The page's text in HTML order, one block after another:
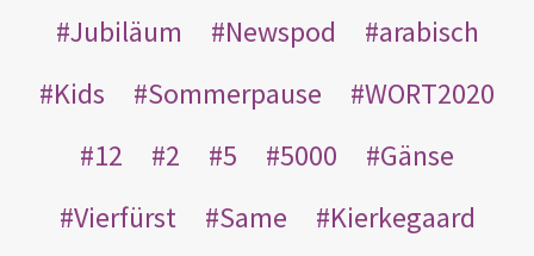
Jubiläum
Newspod
arabisch
Kids
Sommerpause
WORT2020
12
2 5 5000
Gänse
Vierfürst
Same
Kierkegaard